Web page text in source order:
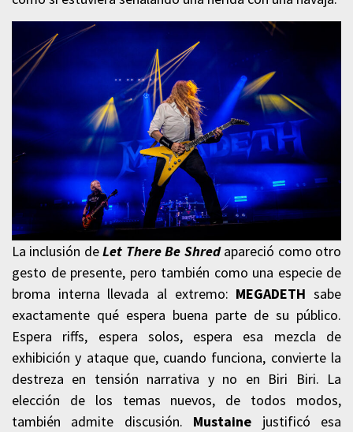
La inclusión deLet There Be Shredapareció como otro
gesto de presente, pero también como una especie de
broma interna llevada al extremo: MEGADETH sabe
exactamente qué espera buena parte de su público.
Espera riffs, espera solos, espera esa mezcla de
exhibición y ataque que, cuando funciona, convierte la
destreza en tensión narrativa y no en Biri Biri. La
elección de los temas nuevos, de todos modos,
también admite discusión. Mustaine justificó esa